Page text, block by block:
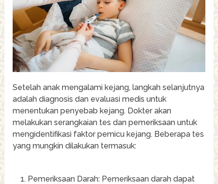
Setelah anak mengalami kejang, langkah selanjutnya
adalah diagnosis dan evaluasi medis untuk
menentukan penyebab kejang. Dokter akan
melakukan serangkaian tes dan pemeriksaan untuk
mengidentifikasi faktor pemicu kejang. Beberapa tes
yang mungkin dilakukan termasuk:
Pemeriksaan Darah: Pemeriksaan darah dapat